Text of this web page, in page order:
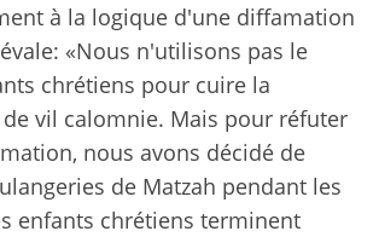
à la logique d'une diffamation
«Nous n'utilisons pas le
chrétiens pour cuire la
de vil calomnie. Mais pour réfuter
nous avons décidé de
de Matzah pendant les
enfants chrétiens terminent